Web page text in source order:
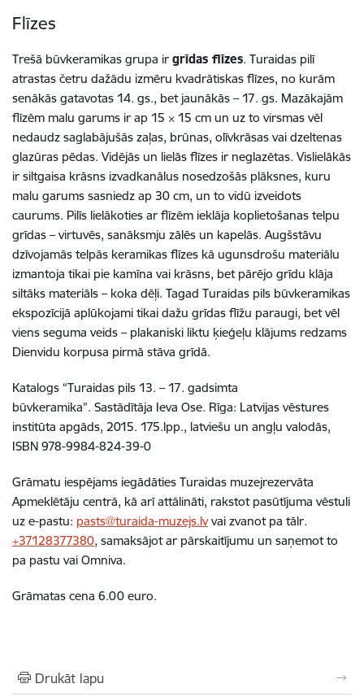
Flīzes
Trešā būvkeramikas grupa ir grīdas flīzes. Turaidas pilī
atrastas četru dažādu izmēru kvadrātiskas flīzes, no kurām
senākās gatavotas 14. gs., bet jaunākās – 17. gs. Mazākajām
flīzēm malu garums ir ap 15 × 15 cm un uz to virsmas vēl
nedaudz saglabājušās zaļas, brūnas, olīvkrāsas vai dzeltenas
glazūras pēdas. Vidējās un lielās flīzes ir neglazētas. Vislielākās
ir siltgaisa krāsns izvadkanālus nosedzošās plāksnes, kuru
malu garums sasniedz ap 30 cm, un to vidū izveidots
caurums. Pilīs lielākoties ar flīzēm ieklāja koplietošanas telpu
grīdas – virtuvēs, sanāksmju zālēs un kapelās. Augšstāvu
dzīvojamās telpās keramikas flīzes kā ugunsdrošu materiālu
izmantoja tikai pie kamīna vai krāsns, bet pārējo grīdu klāja
siltāks materiāls – koka dēļi. Tagad Turaidas pils būvkeramikas
ekspozīcijā aplūkojami tikai dažu grīdas flīžu paraugi, bet vēl
viens seguma veids – plakaniski liktu ķieģeļu klājums redzams
Dienvidu korpusa pirmā stāva grīdā.
Katalogs “Turaidas pils 13. – 17. gadsimta
būvkeramika”. Sastādītāja Ieva Ose. Rīga: Latvijas vēstures
institūta apgāds, 2015. 175.lpp., latviešu un angļu valodās,
ISBN 978-9984-824-39-0
Grāmatu iespējams iegādāties Turaidas muzejrezervāta
Apmeklētāju centrā, kā arī attālināti, rakstot pasūtījuma vēstuli
uz e-pastu: pasts@turaida-muzejs.lvvai zvanot pa tālr.
+37128377380, samaksājot ar pārskaitījumu un saņemot to
pa pastu vai Omniva.
Grāmatas cena 6.00 euro.
Drukāt lapu